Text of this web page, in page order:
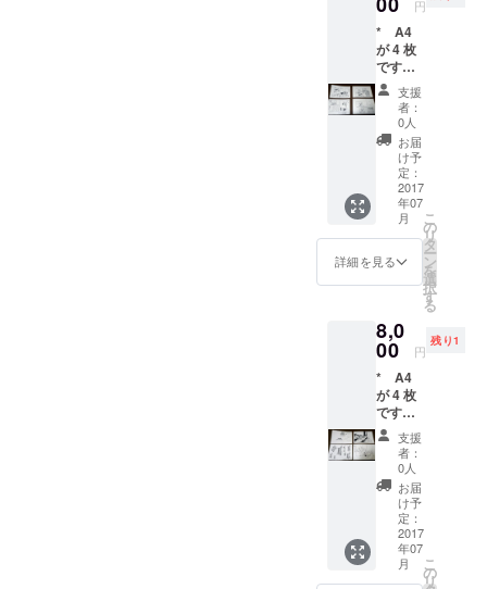
（擬音
以外は
無事で
す） *
作者は
デジタ
ルで仕
上げて
いるの
で、原
画は未
完成な
線画で
す。 *
著作財
るの
は、所
有権お
よび譲
渡権で
す。そ
の他の
著作財
産権の
支分権
は譲渡
されま
せん。
円
* A4
が 4 枚
です。
用紙は
コピー
用紙で
す。 *
作者は
デジタ
ルで仕
上げて
いるの
で、原
画は未
完成な
線画で
著作財
産権の
うち譲
渡され
るの
は、所
有権お
よび譲
渡権で
す。そ
の他の
著作財
産権の
支分権
は譲渡
支援
者：
0人
お届
け予
定：
2017
年07
月
詳細を見る
こ
の
リ
タ
ー
ン
を
選
択
す
る
8,0
00 円
残り1
* A4
が 4 枚
です。
用紙は
コピー
用紙で
す。 *
作者は
デジタ
ルで仕
上げて
いるの
支援
者：
0人
お届
け予
定：
2017
年07
月
こ
の
リ